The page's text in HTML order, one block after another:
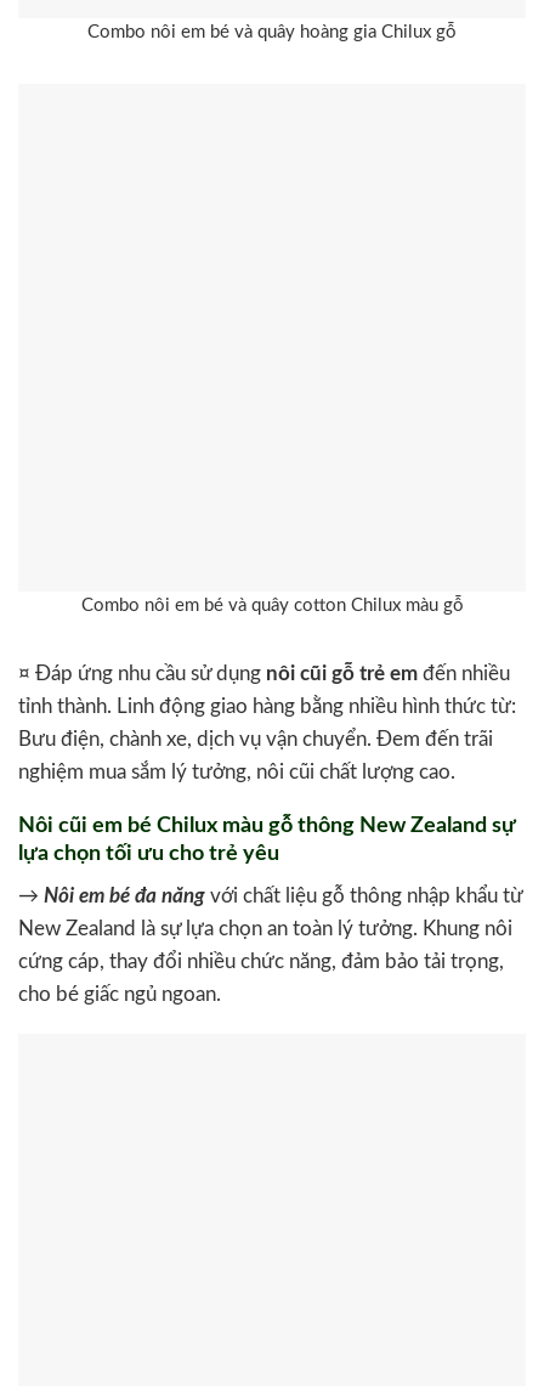
Combo nôi em bé và quây hoàng gia Chilux gỗ
Combo nôi em bé và quây cotton Chilux màu gỗ
¤ Đáp ứng nhu cầu sử dụng nôi cũi gỗ trẻ em đến nhiều
tỉnh thành. Linh động giao hàng bằng nhiều hình thức từ:
Bưu điện, chành xe, dịch vụ vận chuyển. Đem đến trãi
nghiệm mua sắm lý tưởng, nôi cũi chất lượng cao.
Nôi cũi em bé Chilux màu gỗ thông New Zealand sự
lựa chọn tối ưu cho trẻ yêu
→ Nôi em bé đa năng với chất liệu gỗ thông nhập khẩu từ
New Zealand là sự lựa chọn an toàn lý tưởng. Khung nôi
cứng cáp, thay đổi nhiều chức năng, đảm bảo tải trọng,
cho bé giấc ngủ ngoan.